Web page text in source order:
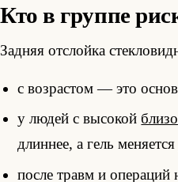
Кто в группе
Задняя отслойка
с возрастом — это
у людей с высокой
длиннее, а гель
после травм и операций